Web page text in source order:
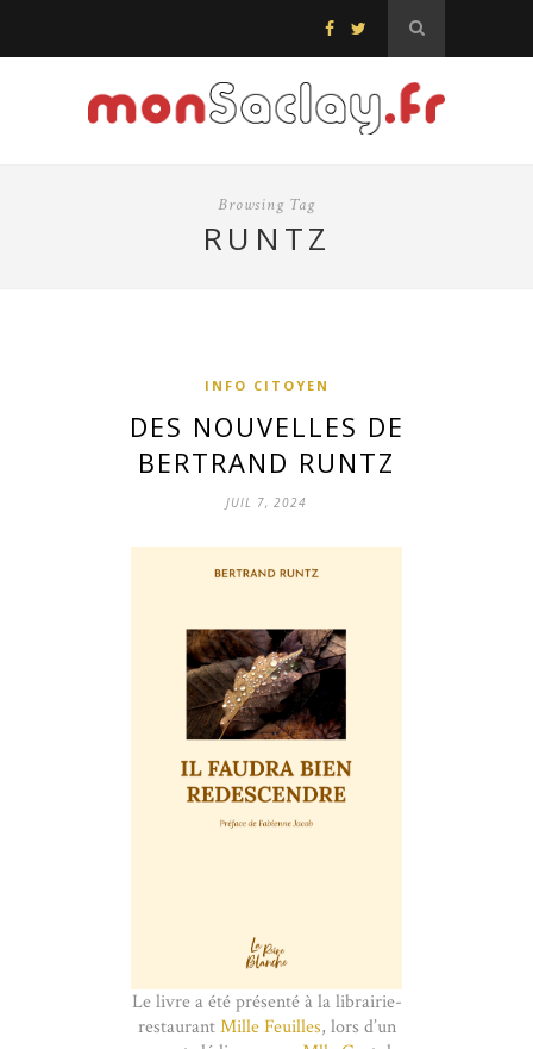
Browsing Tag
RUNTZ
INFO CITOYEN
DES NOUVELLES DE
BERTRAND RUNTZ
JUIL 7, 2024
Le livre a été présenté à la librairie-
restaurantMille Feuilles, lors d’un